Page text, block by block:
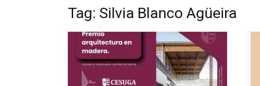
Tag: Silvia Blanco Agüeira